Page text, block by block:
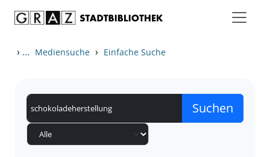
› ... Mediensuche › Einfache Suche